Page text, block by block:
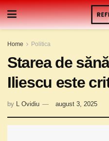
Home Politica
Starea de
Iliescu este
by L Ovidiu august 3, 2025